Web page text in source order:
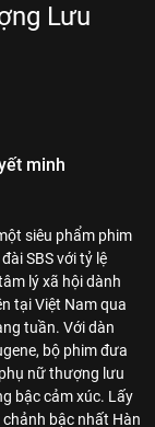
Lưu
minh
siêu phẩm phim
SBS với tỷ lệ
lý xã hội dành
tại Việt Nam qua
tuần. Với dàn
bộ phim đưa
nữ thượng lưu
bậc cảm xúc. Lấy
bậc nhất Hàn